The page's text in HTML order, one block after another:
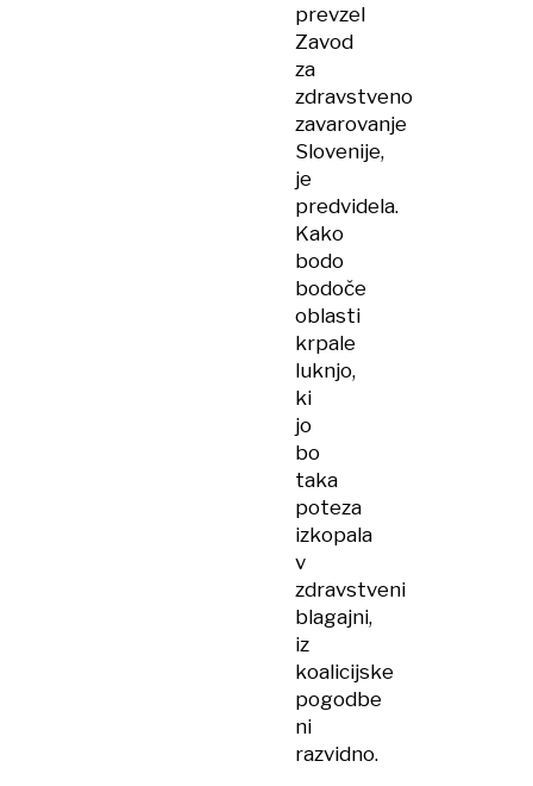
prevzel
Zavod
za
zdravstveno
zavarovanje
Slovenije,
je
predvidela.
Kako
bodo
bodoče
oblasti
krpale
luknjo,
ki
jo
bo
taka
poteza
izkopala
v
zdravstveni
blagajni,
iz
koalicijske
pogodbe
ni
razvidno.